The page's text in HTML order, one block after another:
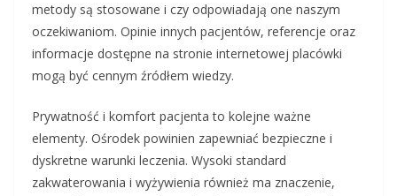
metody są stosowane i czy odpowiadają one naszym
oczekiwaniom. Opinie innych pacjentów, referencje oraz
informacje dostępne na stronie internetowej placówki
mogą być cennym źródłem wiedzy.
Prywatność i komfort pacjenta to kolejne ważne
elementy. Ośrodek powinien zapewniać bezpieczne i
dyskretne warunki leczenia. Wysoki standard
zakwaterowania i wyżywienia również ma znaczenie,